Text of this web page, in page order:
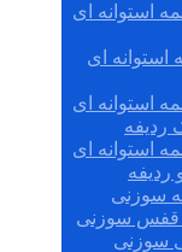
استوانه ای
استوانه ای
استوانه ای
ردیفه
استوانه ای
ردیفه
سوزنی
قفس سوزنی
سوزنی